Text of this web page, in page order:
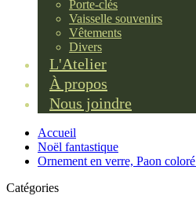
Porte-clés
Vaisselle souvenirs
Vêtements
Divers
L'Atelier
À propos
Nous joindre
Accueil
Noël fantastique
Ornement en verre, Paon
Catégories